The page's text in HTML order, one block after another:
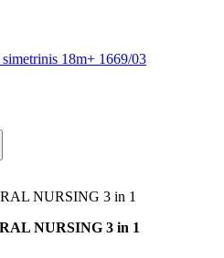
18m+ 1669/03
NURSING 3 in 1